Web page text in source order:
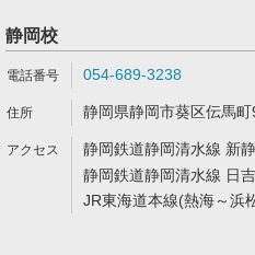
静岡校
054-689-3238
静岡県静岡市葵区伝馬
静岡鉄道静岡清水線 新
静岡鉄道静岡清水線 日
JR東海道本線(熱海～浜